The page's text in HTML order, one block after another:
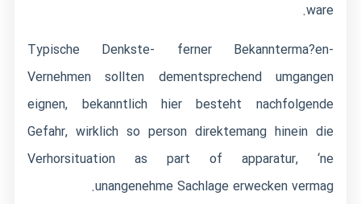
ware.
Typische Denkste- ferner Bekannterma?en-
Vernehmen sollten dementsprechend umgangen
eignen, bekanntlich hier besteht nachfolgende
Gefahr, wirklich so person direktemang hinein die
Verhorsituation as part of apparatur, ‘ne
unangenehme Sachlage erwecken vermag.